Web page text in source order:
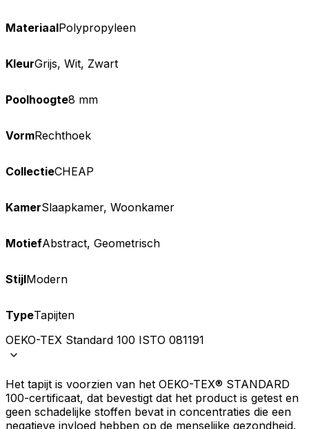
MateriaalPolypropyleen
KleurGrijs, Wit, Zwart
Poolhoogte8 mm
VormRechthoek
CollectieCHEAP
KamerSlaapkamer, Woonkamer
MotiefAbstract, Geometrisch
StijlModern
TypeTapijten
OEKO-TEX Standard 100 ISTO 081191
Het tapijt is voorzien van het OEKO-TEX® STANDARD
100-certificaat, dat bevestigt dat het product is getest en
geen schadelijke stoffen bevat in concentraties die een
negatieve invloed hebben op de menselijke gezondheid.